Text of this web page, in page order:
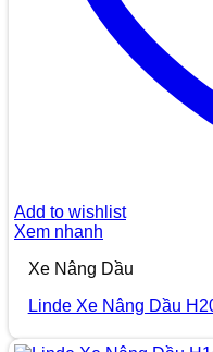
Add to wishlist
Xem nhanh
Xe Nâng Dầu
Linde Xe Nâng Dầu